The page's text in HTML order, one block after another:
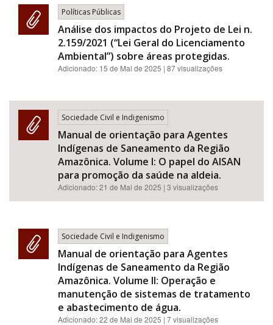
Políticas Públicas
Análise dos impactos do Projeto de Lei n.
2.159/2021 (“Lei Geral do Licenciamento
Ambiental”) sobre áreas protegidas.
Adicionado: 15 de Mai de 2025 | 87 visualizações
Sociedade Civil e Indigenismo
Manual de orientação para Agentes
Indígenas de Saneamento da Região
Amazônica. Volume I: O papel do AISAN
para promoção da saúde na aldeia.
Adicionado:21 de Mai de 2025 | 3 visualizações
Sociedade Civil e Indigenismo
Manual de orientação para Agentes
Indígenas de Saneamento da Região
Amazônica. Volume II: Operação e
manutenção de sistemas de tratamento
e abastecimento de água.
Adicionado:22 de Mai de 2025 | 7 visualizações